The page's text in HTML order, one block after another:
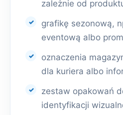
zależnie od
grafikę sezonową,
eventową albo
oznaczenia
dla kuriera albo
zestaw opakowań
identyfikacji